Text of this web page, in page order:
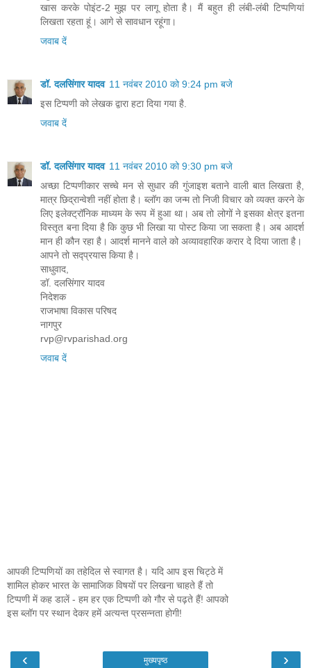
खास करके पोइंट-2 मुझ पर लागू होता है। मैं बहुत ही लंबी-लंबी टिप्पणियां
लिखता रहता हूं। आगे से सावधान रहूंगा।
जवाब दें
डॉ. दलसिंगार यादव 11 नवंबर 2010 को 9:24 pm बजे
इस टिप्पणी को लेखक द्वारा हटा दिया गया है.
जवाब दें
डॉ. दलसिंगार यादव 11 नवंबर 2010 को 9:30 pm बजे
अच्छा टिप्पणीकार सच्चे मन से सुधार की गुंजाइश बताने वाली बात लिखता है,
मात्र छिद्रान्वेशी नहीं होता है। ब्लॉग का जन्म तो निजी विचार को व्यक्त करने के
लिए इलेक्ट्रॉनिक माध्यम के रूप में हुआ था। अब तो लोगों ने इसका क्षेत्र इतना
विस्तृत बना दिया है कि कुछ भी लिखा या पोस्ट किया जा सकता है। अब आदर्श
मान ही कौन रहा है। आदर्श मानने वाले को अव्यावहारिक करार दे दिया जाता है।
आपने तो सद्‍‌प्रयास किया है।
साधुवाद,
डॉ. दलसिंगार यादव
निदेशक
राजभाषा विकास परिषद
नागपुर
rvp@rvparishad.org
जवाब दें
आपकी टिप्पणियों का तहेदिल से स्वागत है। यदि आप इस चिट्ठे में
शामिल होकर भारत के सामाजिक विषयों पर लिखना चाहते हैं तो
टिप्पणी में कह डालें - हम हर एक टिप्पणी को गौर से पढ़ते हैं! आपको
इस ब्लॉग पर स्थान देकर हमें अत्यन्त प्रसन्नता होगी!
‹ ›
मुख्यपृष्ठ